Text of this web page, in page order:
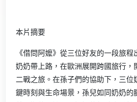
本片摘要
《借問阿嬤》從三位好友的一段旅
奶奶帶上路，在歐洲展開跨國旅行，
二戰之旅。在孫子們的協助下，三位
鍵時刻與生命場景，孫兒如同奶奶的